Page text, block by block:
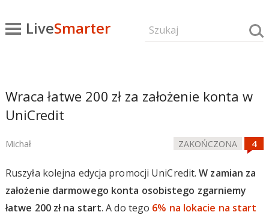
LiveSmarter
Wraca łatwe 200 zł za założenie konta w
UniCredit
Michał ZAKOŃCZONA
Ruszyła kolejna edycja promocji UniCredit.W zamian za
założenie darmowego konta osobistego zgarniemy
łatwe 200 zł na start. A do tego 6% na lokacie na start